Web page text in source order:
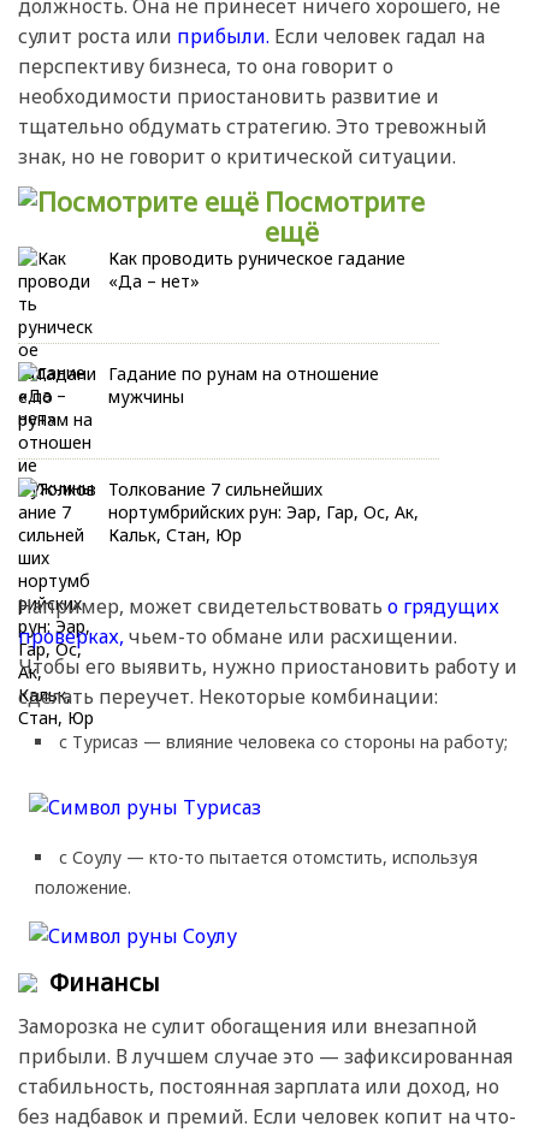
должность. Она не принесет ничего хорошего, не
сулит роста или прибыли. Если человек гадал на
перспективу бизнеса, то она говорит о
необходимости приостановить развитие и
тщательно обдумать стратегию. Это тревожный
знак, но не говорит о критической ситуации.
Посмотрите
ещё
Как проводить руническое гадание
«Да – нет»
Гадание по рунам на отношение
мужчины
Толкование 7 сильнейших
нортумбрийских рун: Эар, Гар, Ос, Ак,
Кальк, Стан, Юр
Например, может свидетельствовать о грядущих
проверках, чьем-то обмане или расхищении.
Чтобы его выявить, нужно приостановить работу и
сделать переучет. Некоторые комбинации:
с Турисаз — влияние человека со стороны на работу;
с Соулу — кто-то пытается отомстить, используя
положение.
Финансы
Заморозка не сулит обогащения или внезапной
прибыли. В лучшем случае это — зафиксированная
стабильность, постоянная зарплата или доход, но
без надбавок и премий. Если человек копит на что-